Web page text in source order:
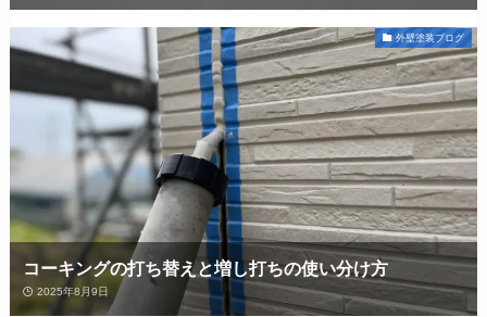
外壁塗装ブログ
コーキングの打ち替えと増し打ちの使い分け方
2025年8月9日